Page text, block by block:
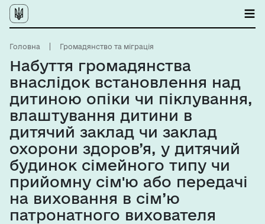
Головна Громадянство та міграція
Набуття громадянства
внаслідок встановлення над
дитиною опіки чи піклування,
влаштування дитини в
дитячий заклад чи заклад
охорони здоров’я, у дитячий
будинок сімейного типу чи
прийомну сім'ю або передачі
на виховання в сім’ю
патронатного вихователя